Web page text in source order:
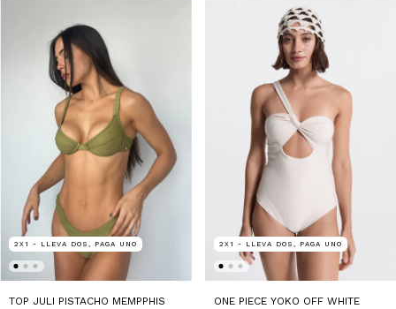
2X1 - LLEVA DOS, PAGA UNO
TOP JULI PISTACHO MEMPPHIS
2X1 - LLEVA DOS, PAGA UNO
ONE PIECE YOKO OFF WHITE